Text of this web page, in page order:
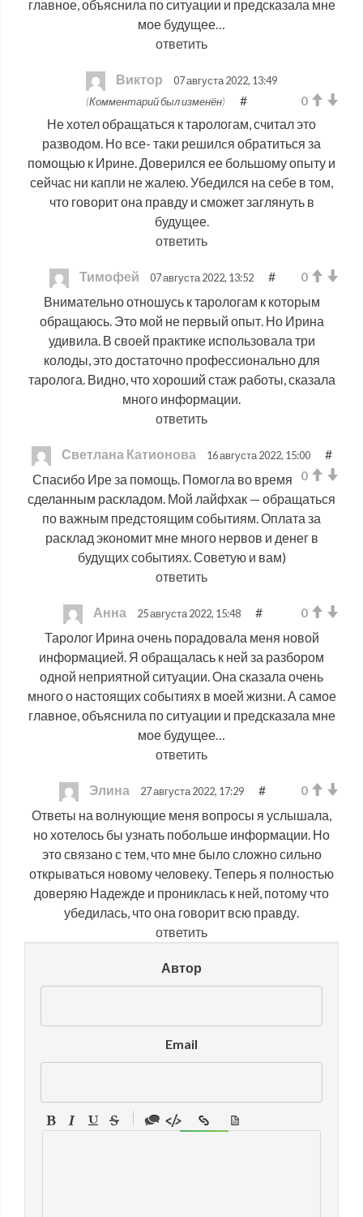
главное, объяснила по ситуации и предсказала мне
мое будущее…
ответить
Виктор
07 августа 2022, 13:49
(Комментарий был изменён)
#
0
Не хотел обращаться к тарологам, считал это
разводом. Но все- таки решилcя обратиться за
помощью к Ирине. Доверился ее большому опыту и
сейчас ни капли не жалею. Убедился на себе в том,
что говорит она правду и сможет заглянуть в
будущее.
ответить
Тимофей 07 августа 2022, 13:52 #
0
Внимательно отношусь к тарологам к которым
обращаюсь. Это мой не первый опыт. Но Ирина
удивила. В своей практике использовала три
колоды, это достаточно профессионально для
таролога. Видно, что хороший стаж работы, сказала
много информации.
ответить
Светлана Катионова 16 августа 2022, 15:00
#
0
Спасибо Ире за помощь. Помогла во время
сделанным раскладом. Мой лайфхак — обращаться
по важным предстоящим событиям. Оплата за
расклад экономит мне много нервов и денег в
будущих событиях. Советую и вам)
ответить
Анна 25 августа 2022, 15:48 #
0
Таролог Ирина очень порадовала меня новой
информацией. Я обращалась к ней за разбором
одной неприятной ситуации. Она сказала очень
много о настоящих событиях в моей жизни. А самое
главное, объяснила по ситуации и предсказала мне
мое будущее…
ответить
Элина 27 августа 2022, 17:29 #
0
Ответы на волнующие меня вопросы я услышала,
но хотелось бы узнать побольше информации. Но
это связано с тем, что мне было сложно сильно
открываться новому человеку. Теперь я полностью
доверяю Надежде и прониклась к ней, потому что
убедилась, что она говорит всю правду.
ответить
Автор
Email
-
-